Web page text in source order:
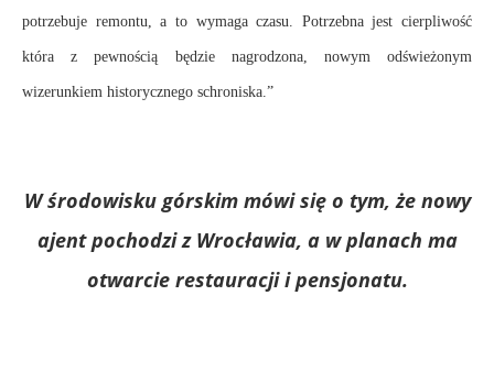
potrzebuje remontu, a to wymaga czasu. Potrzebna jest cierpliwość
która z pewnością będzie nagrodzona, nowym odświeżonym
wizerunkiem historycznego schroniska.”
W środowisku górskim mówi się o tym, że nowy
ajent pochodzi z Wrocławia, a w planach ma
otwarcie restauracji i pensjonatu.